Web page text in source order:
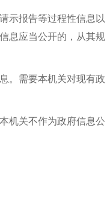
示报告等过程性信息以
息应当公开的，从其规
。需要本机关对现有政
机关不作为政府信息公